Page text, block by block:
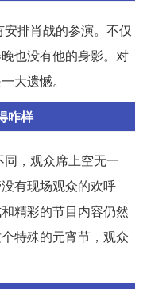
排肖战的参演。不仅
也没有他的身影。对
大遗憾。
咋样
，观众席上空无一
有现场观众的欢呼
精彩的节目内容仍然
特殊的元宵节，观众